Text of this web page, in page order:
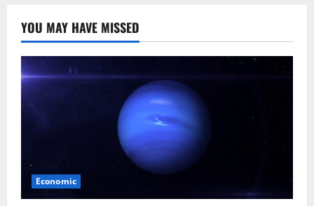
YOU MAY HAVE MISSED
Economic